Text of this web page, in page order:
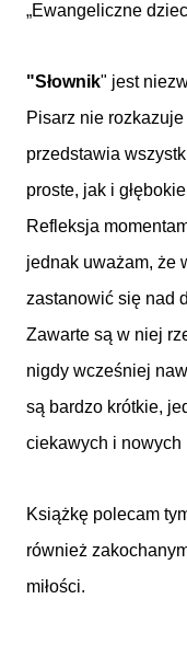
„Ewangeliczne
"Słownik" jest
Pisarz nie
przedstawia
proste, jak i
Refleksja
jednak uważam, że
zastanowić się nad
Zawarte są w niej
nigdy wcześniej
są bardzo krótkie,
ciekawych i nowych
Książkę polecam
również
miłości.